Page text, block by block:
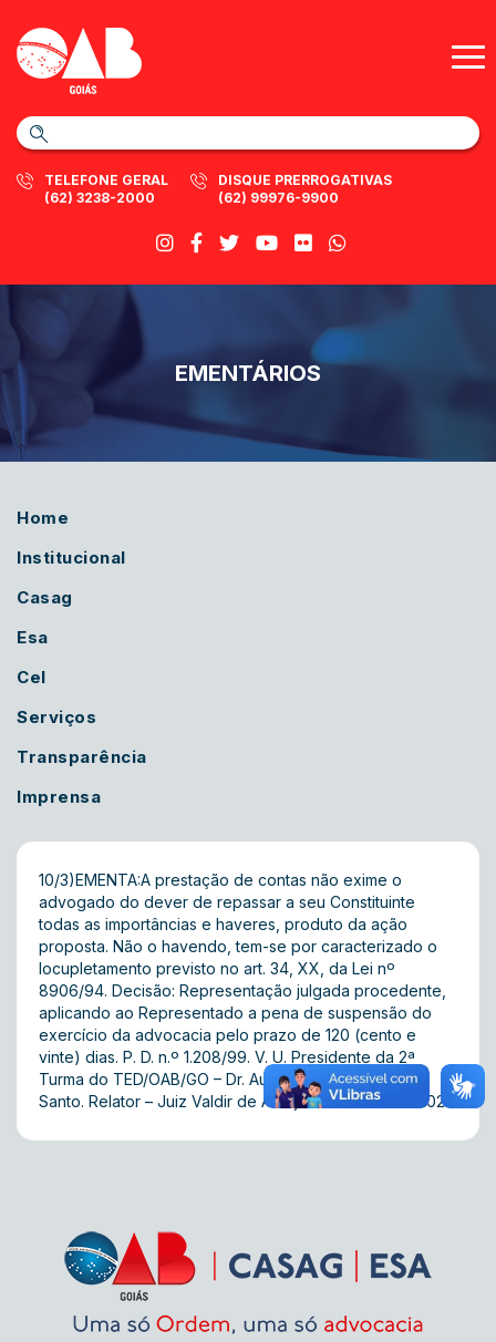
TELEFONE GERAL
(62) 3238-2000
DISQUE PRERROGATIVAS
(62) 99976-9900
EMENTÁRIOS
Home
Institucional
Casag
Esa
Cel
Serviços
Transparência
Imprensa
10/3)EMENTA:A prestação de contas não exime o
advogado do dever de repassar a seu Constituinte
todas as importâncias e haveres, produto da ação
proposta. Não o havendo, tem-se por caracterizado o
locupletamento previsto no art. 34, XX, da Lei nº
8906/94. Decisão: Representação julgada procedente,
aplicando ao Representado a pena de suspensão do
exercício da advocacia pelo prazo de 120 (cento e
vinte) dias. P. D. n.º 1.208/99. V. U. Presidente da 2ª
Turma do TED/OAB/GO – Dr. Aures Rosa do Espirito
Santo. Relator – Juiz Valdir de Araújo César. 08.05.2002.